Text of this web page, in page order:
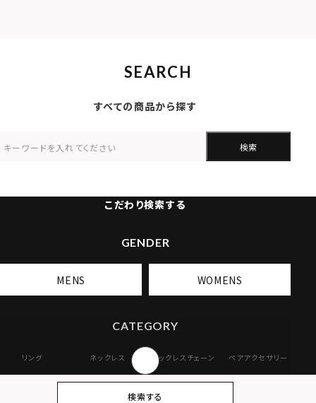
SEARCH
すべての商品から探す
検索
こだわり検索する
GENDER
MENS WOMENS
CATEGORY
リング ネックレス ネックレスチェーン ペアアクセサリー
検索する